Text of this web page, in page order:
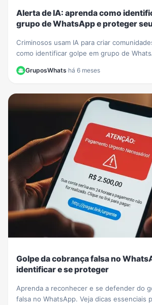
Alerta de IA: aprenda como
grupo de WhatsApp e proteger
Criminosos usam IA para criar
como identificar golpe em grupo de
GruposWhats·há 6 meses
Golpe da cobrança falsa no
identificar e se proteger
Aprenda a reconhecer e se defender do
falsa no WhatsApp. Veja dicas essenciais